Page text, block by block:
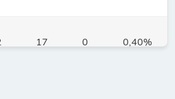
17 0 0,40%